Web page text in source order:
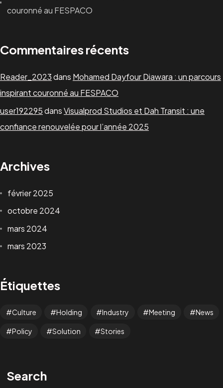
couronné au FESPACO
Commentaires récents
Reader_2023dans Mohamed Dayfour Diawara : un parcours
inspirant couronné au FESPACO
user192295dansVisualprod Studios et Dah Transit : une
confiance renouvelée pour l’année 2025
Archives
février 2025
octobre 2024
mars 2024
mars 2023
Étiquettes
Culture Holding Industry Meeting News
Policy Solution Stories
Search